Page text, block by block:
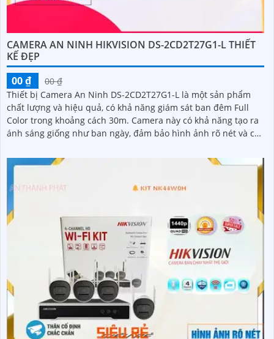
CAMERA AN NINH HIKVISION DS-2CD2T27G1-L THIẾT
KẾ ĐẸP
00 ₫
00 ₫
Thiết bị Camera An Ninh DS-2CD2T27G1-L là một sản phẩm
chất lượng và hiệu quả, có khả năng giám sát ban đêm Full
Color trong khoảng cách 30m. Camera này có khả năng tạo ra
ánh sáng giống như ban ngày, đảm bảo hình ảnh rõ nét và chi